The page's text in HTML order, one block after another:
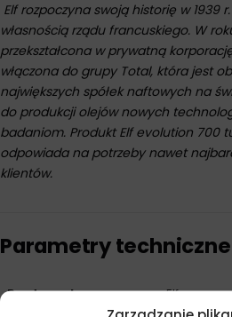
Elf rozpoczyna swoją historię w 1939
własnością rządu francuskiego. W
przekształcona w prywatną
włączona do grupy Total, która jest
największych spółek naftowych na
do produkcji olejów nowych
badaniom. Produkt Elf evolution 700
odpowiada na potrzeby nawet
klientów.
Parametry techniczne
Producent Elf